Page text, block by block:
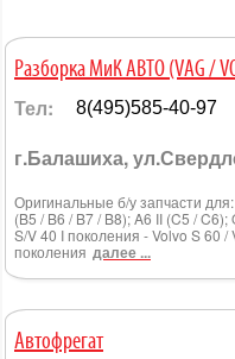
Разборка МиК АВТО (VAG /
Тел: 8(495)585-40-97
г.Балашиха,
Оригинальные б/у запчасти для: -
(B5 / B6 / B7 / B8); A6 II (C5 / C6); Q5 - Skoda
S/V 40 I поколения - Volvo S 60 / V 70 I поколения - Volvo XC 70 I
поколения далее ...
Автофрегат